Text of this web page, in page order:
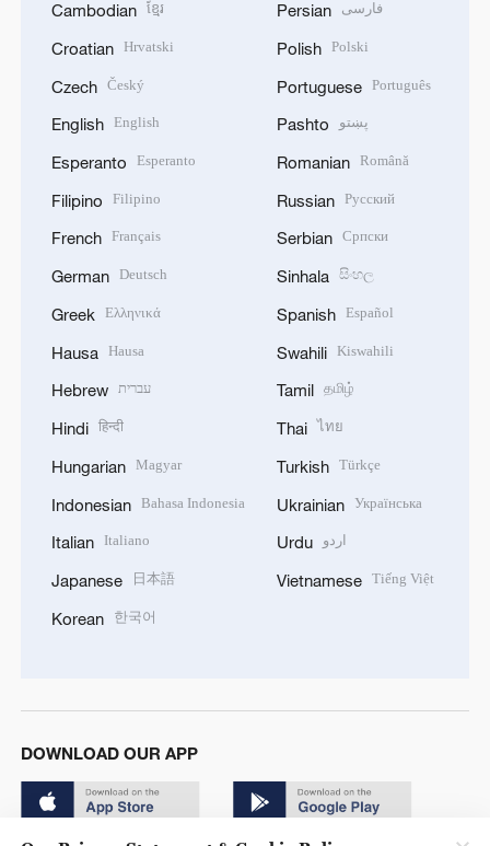
Cambodian ខ្មែរ
Croatian Hrvatski
Czech Český
English English
Esperanto Esperanto
Filipino Filipino
French Français
German Deutsch
Greek Ελληνικά
Hausa Hausa
Hebrew עברית
Hindi हिन्दी
Hungarian Magyar
Indonesian Bahasa Indonesia
Italian Italiano
Japanese 日本語
Korean 한국어
Persian فارسی
Polish Polski
Portuguese Português
Pashto پښتو
Romanian Română
Russian Русский
Serbian Српски
Sinhala සිංහල
Spanish Español
Swahili Kiswahili
Tamil தமிழ்
Thai ไทย
Turkish Türkçe
Ukrainian Українська
Urdu اردو
Vietnamese Tiếng Việt
DOWNLOAD OUR APP